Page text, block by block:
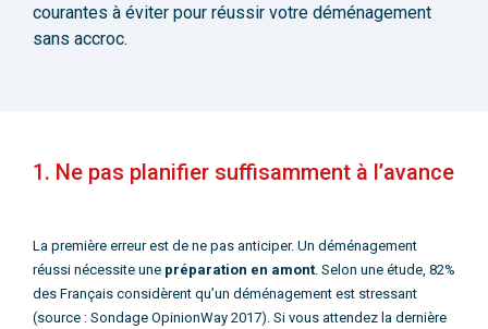
courantes à éviter pour réussir votre déménagement
sans accroc.
1. Ne pas planifier suffisamment à l’avance
La première erreur est de ne pas anticiper. Un déménagement
réussi nécessite une préparation en amont. Selon une étude, 82%
des Français considèrent qu’un déménagement est stressant
(source : Sondage OpinionWay 2017). Si vous attendez la dernière